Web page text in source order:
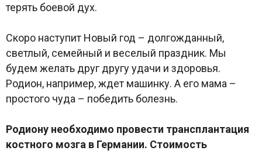
терять боевой дух.
Скоро наступит Новый год – долгожданный,
светлый, семейный и веселый праздник. Мы
будем желать друг другу удачи и здоровья.
Родион, например, ждет машинку. А его мама –
простого чуда – победить болезнь.
Родиону необходимо провести трансплантация
костного мозга в Германии. Стоимость